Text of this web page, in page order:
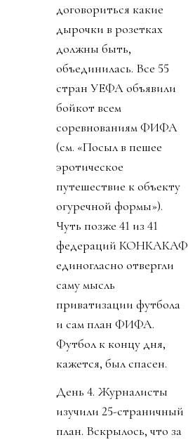
договориться какие
дырочки в розетках
должны быть,
объединилась. Все 55
стран УЕФА объявили
бойкот всем
соревнованиям ФИФА
(см. «Посыл в пешее
эротическое
путешествие к объекту
огуречной формы»).
Чуть позже 41 из 41
федераций КОНКАКАФ
единогласно отвергли
саму мысль
приватизации футбола
и сам план ФИФА.
Футбол к концу дня,
кажется, был спасен.
День 4. Журналисты
изучили 25-страничный
план. Вскрылось, что за